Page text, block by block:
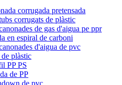
corrugada pretensada
corrugats de plàstic
de gas d'aigua pe ppr
en espiral de carboni
d'aigua de pvc
plàstic
PP PS
de PP
de pvc